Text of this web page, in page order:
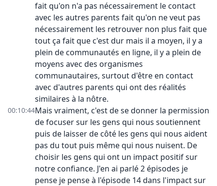
fait qu'on n'a pas nécessairement le contact
avec les autres parents fait qu'on ne veut pas
nécessairement les retrouver non plus fait que
tout ça fait que c'est dur mais il a moyen, il y a
plein de communautés en ligne, il y a plein de
moyens avec des organismes
communautaires, surtout d'être en contact
avec d'autres parents qui ont des réalités
similaires à la nôtre.
00:10:44Mais vraiment, c'est de se donner la permission
de focuser sur les gens qui nous soutiennent
puis de laisser de côté les gens qui nous aident
pas du tout puis même qui nous nuisent. De
choisir les gens qui ont un impact positif sur
notre confiance. J'en ai parlé 2 épisodes je
pense je pense à l'épisode 14 dans l'impact sur